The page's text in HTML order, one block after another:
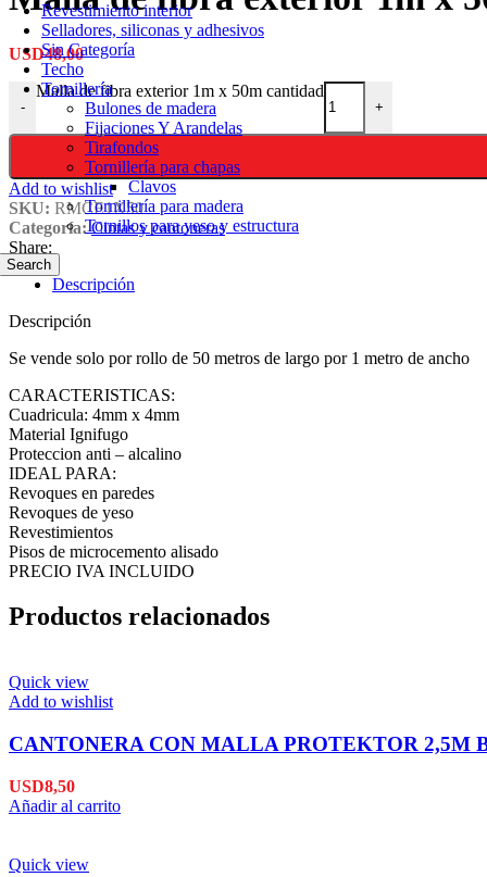
Revestimiento interior
Selladores, siliconas y adhesivos
Sin Categoría
Techo
Tornillería
Bulones de madera
Fijaciones Y Arandelas
Tirafondos
Tornillería para chapas
Clavos
Tornillería para madera
Tornillos para yeso y estructura
Search
USD48,00
-
Malla de fibra exterior 1m x 50m cantidad
+
Add to wishlist
SKU: RMCE1X50
Categoría: Cintas y cantoneras
Share:
Descripción
Descripción
Se vende solo por rollo de 50 metros de largo por 1 metro de ancho
CARACTERISTICAS:
Cuadricula: 4mm x 4mm
Material Ignifugo
Proteccion anti – alcalino
IDEAL PARA:
Revoques en paredes
Revoques de yeso
Revestimientos
Pisos de microcemento alisado
PRECIO IVA INCLUIDO
Productos relacionados
Quick view
Add to wishlist
CANTONERA CON MALLA PROTEKTOR 2,5M
USD8,50
Añadir al carrito
Quick view